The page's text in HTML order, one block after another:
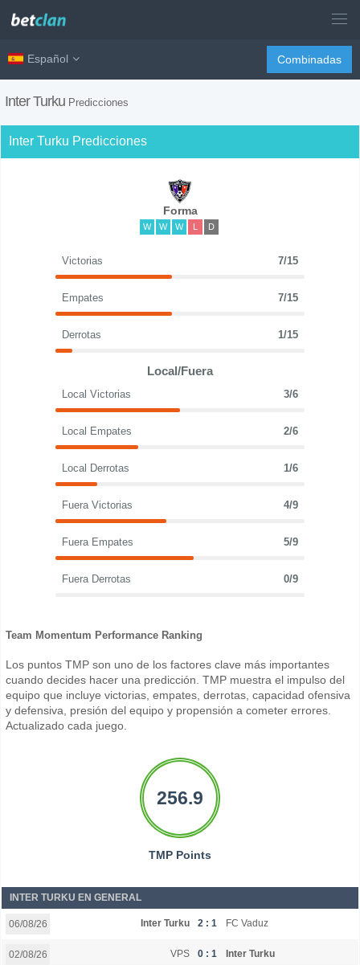
Español Combinadas
Inter Turku Predicciones
Inter Turku Predicciones
Forma
W W W L D
Victorias 7/15
Empates 7/15
Derrotas 1/15
Local/Fuera
Local Victorias 3/6
Local Empates 2/6
Local Derrotas 1/6
Fuera Victorias 4/9
Fuera Empates 5/9
Fuera Derrotas 0/9
Team Momentum Performance Ranking
Los puntos TMP son uno de los factores clave más importantes
cuando decides hacer una predicción. TMP muestra el impulso del
equipo que incluye victorias, empates, derrotas, capacidad ofensiva
y defensiva, presión del equipo y propensión a cometer errores.
Actualizado cada juego.
256.9
TMP Points
INTER TURKU EN GENERAL
06/08/26 Inter Turku 2 : 1 FC Vaduz
02/08/26 VPS 0 : 1 Inter Turku